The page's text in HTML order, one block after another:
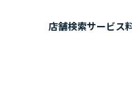
店舗検索サービス